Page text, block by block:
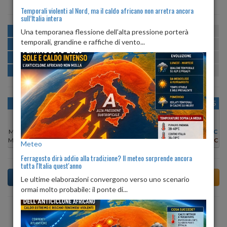
MATTINA min:18º max:27º U:56%
POMERIGGIO min:27º max:27º
SERA min:20º max:29º U:72% 97%
NOTTE min: 17º max:19º U:97%
OGGI
Min:
27°C
Max:30°C
LUN 10
Min:
Max:29°C
MAR 11
Min:27°C
Max:27°C
MER 12
Min:
27°C
Max:27°C
GIO 13
Max:28°C
VEN 14
Min:27°C
Max:29°C
SAB 15
27°C
Max:29°C
Previsioni del Tempo a Alia tra 3 giorni
Temporali violenti al Nord, ma il caldo africano non arretra ancora
sull’Italia intera
Una temporanea flessione dell’alta pressione porterà
temporali, grandine e raffiche di vento...
Meteo
Ferragosto dirà addio alla tradizione? Il meteo sorprende ancora
tutta l'Italia quest'anno
Le ultime elaborazioni convergono verso uno scenario
ormai molto probabile: il ponte di...